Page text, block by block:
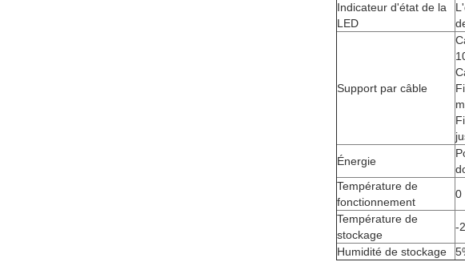
Indicateur d'état de la
LED
Support par câble
Énergie
Température de
fonctionnement
0
Température de
stockage
-
Humidité de stockage